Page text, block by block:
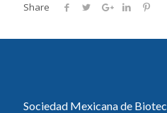
Share
Sociedad Mexicana de